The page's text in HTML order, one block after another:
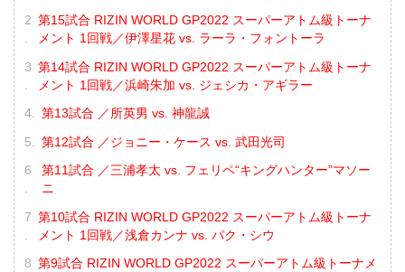
第15試合 RIZIN WORLD GP2022 スーパーアトム級トーナ
メント 1回戦／伊澤星花 vs. ラーラ・フォントーラ
第14試合 RIZIN WORLD GP2022 スーパーアトム級トーナ
メント 1回戦／浜崎朱加 vs. ジェシカ・アギラー
第13試合 ／所英男 vs. 神龍誠
第12試合 ／ジョニー・ケース vs. 武田光司
第11試合 ／三浦孝太 vs. フェリペ“キングハンター”マソー
ニ
第10試合 RIZIN WORLD GP2022 スーパーアトム級トーナ
メント 1回戦／浅倉カンナ vs. パク・シウ
第9試合 RIZIN WORLD GP2022 スーパーアトム級トーナメ